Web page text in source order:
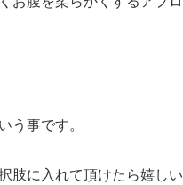
事です。
肢に入れて頂けたら嬉し